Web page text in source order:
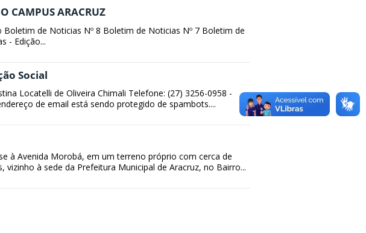
CAMPUS ARACRUZ
Boletim de Noticias Nº 8 Boletim de Noticias Nº 7 Boletim de
- Edição...
Social
Locatelli de Oliveira Chimali Telefone: (27) 3256-0958 -
de email está sendo protegido de spambots....
à Avenida Morobá, em um terreno próprio com cerca de
vizinho à sede da Prefeitura Municipal de Aracruz, no Bairro...